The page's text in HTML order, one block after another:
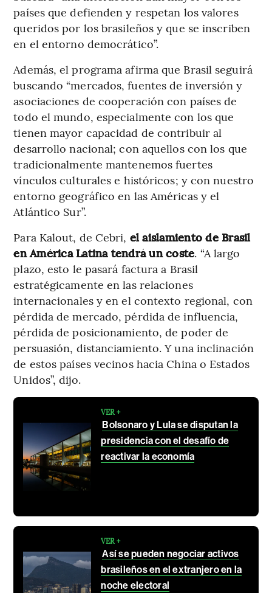
países que defienden y respetan los valores
queridos por los brasileños y que se inscriben
en el entorno democrático”.
Además, el programa afirma que Brasil seguirá
buscando “mercados, fuentes de inversión y
asociaciones de cooperación con países de
todo el mundo, especialmente con los que
tienen mayor capacidad de contribuir al
desarrollo nacional; con aquellos con los que
tradicionalmente mantenemos fuertes
vínculos culturales e históricos; y con nuestro
entorno geográfico en las Américas y el
Atlántico Sur”.
Para Kalout, de Cebri, el aislamiento de Brasil
en América Latina tendrá un coste. “A largo
plazo, esto le pasará factura a Brasil
estratégicamente en las relaciones
internacionales y en el contexto regional, con
pérdida de mercado, pérdida de influencia,
pérdida de posicionamiento, de poder de
persuasión, distanciamiento. Y una inclinación
de estos países vecinos hacia China o Estados
Unidos”, dijo.
VER +
Bolsonaro y Lula se disputan la
presidencia con el desafío de
reactivar la economía
VER +
Así se pueden negociar activos
brasileños en el extranjero en la
noche electoral